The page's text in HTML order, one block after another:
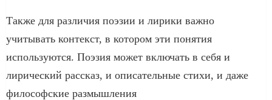
Также для различия поэзии и лирики важно
учитывать контекст, в котором эти понятия
используются. Поэзия может включать в себя и
лирический рассказ, и описательные стихи, и даже
философские размышления